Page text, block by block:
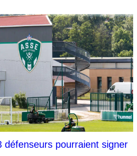
défenseurs pourraient signer